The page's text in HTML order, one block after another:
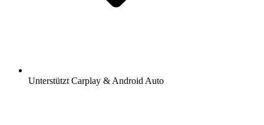
Unterstützt Carplay & Android Auto